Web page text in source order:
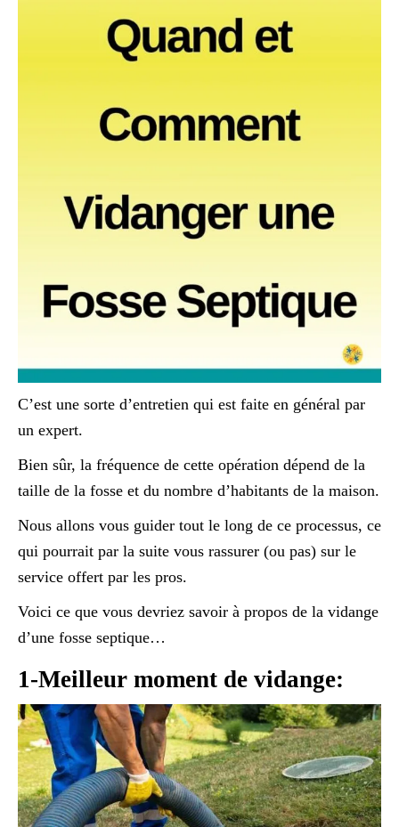
C’est une sorte d’entretien qui est faite en général par
un expert.
Bien sûr, la fréquence de cette opération dépend de la
taille de la fosse et du nombre d’habitants de la maison.
Nous allons vous guider tout le long de ce processus, ce
qui pourrait par la suite vous rassurer (ou pas) sur le
service offert par les pros.
Voici ce que vous devriez savoir à propos de la vidange
d’une fosse septique…
1-Meilleur moment de vidange: